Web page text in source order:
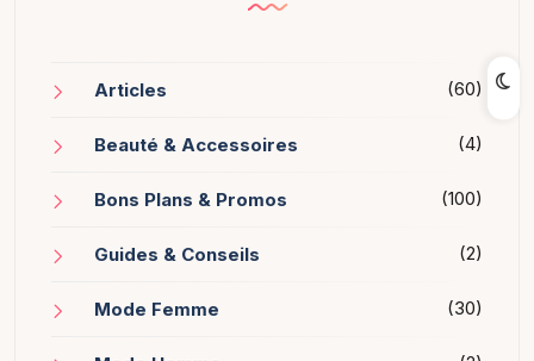
Articles (60)
Beauté & Accessoires (4)
Bons Plans & Promos (100)
Guides & Conseils (2)
Mode Femme (30)